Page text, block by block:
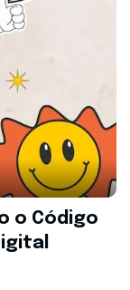
o Código